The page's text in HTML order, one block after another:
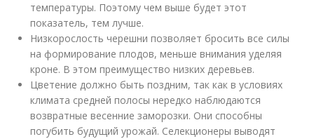
температуры. Поэтому чем выше будет этот
показатель, тем лучше.
Низкорослость черешни позволяет бросить все силы
на формирование плодов, меньше внимания уделяя
кроне. В этом преимущество низких деревьев.
Цветение должно быть поздним, так как в условиях
климата средней полосы нередко наблюдаются
возвратные весенние заморозки. Они способны
погубить будущий урожай. Селекционеры выводят